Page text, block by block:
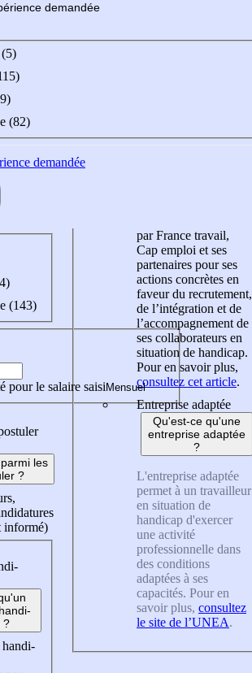
demandée
(82)
demandée
(143)
pour le salaire saisi
les
?
informé)
?
par France travail,
Cap emploi et ses
partenaires pour ses
actions concrètes en
faveur du recrutement,
de l’intégration et de
l’accompagnement de
ses collaborateurs en
situation de handicap.
Pour en savoir plus,
consultez cet article.
Entreprise adaptée
Qu'est-ce qu'une
entreprise adaptée
?
L'entreprise adaptée
permet à un travailleur
en situation de
handicap d'exercer
une activité
professionnelle dans
des conditions
adaptées à ses
capacités. Pour en
savoir plus, consultez
le site de l’UNEA.